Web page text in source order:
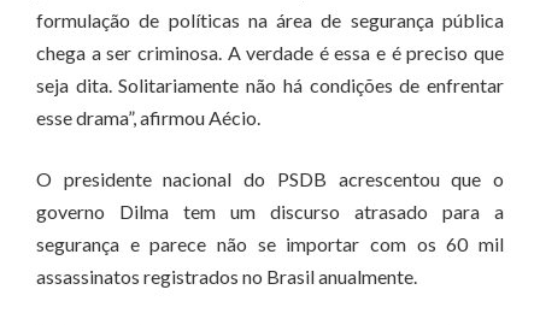
formulação de políticas na área de segurança pública
chega a ser criminosa. A verdade é essa e é preciso que
seja dita. Solitariamente não há condições de enfrentar
esse drama”, afirmou Aécio.
O presidente nacional do PSDB acrescentou que o
governo Dilma tem um discurso atrasado para a
segurança e parece não se importar com os 60 mil
assassinatos registrados no Brasil anualmente.